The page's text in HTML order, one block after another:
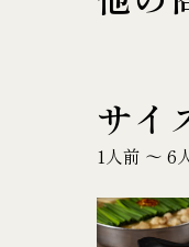
サイ
1人前 〜 6